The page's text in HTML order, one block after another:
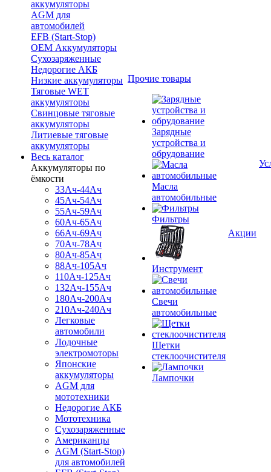
аккумуляторы
AGM для
автомобилей
EFB (Start-Stop)
OEM Аккумуляторы
Сухозаряженные
Недорогие АКБ
Низкие аккумуляторы
Тяговые WET
аккумуляторы
Свинцовые тяговые
аккумуляторы
Литиевые тяговые
аккумуляторы
Весь каталог
Аккумуляторы по
ёмкости
33Ач-44Ач
45Ач-54Ач
55Ач-59Ач
60Ач-65Ач
66Ач-69Ач
70Ач-78Ач
80Ач-85Ач
88Ач-105Ач
110Ач-125Ач
132Ач-155Ач
180Ач-200Ач
210Ач-240Ач
Легковые
автомобили
Лодочные
электромоторы
Японские
аккумуляторы
AGM для
мототехники
Недорогие АКБ
Мототехника
Сухозаряженные
Американцы
AGM (Start-Stop)
для автомобилей
Прочие товары
Зарядные
устройства и
обрудование
Масла
автомобильные
Фильтры
Инструмент
Свечи
автомобильные
Щетки
стеклоочистителя
Лампочки
Акции